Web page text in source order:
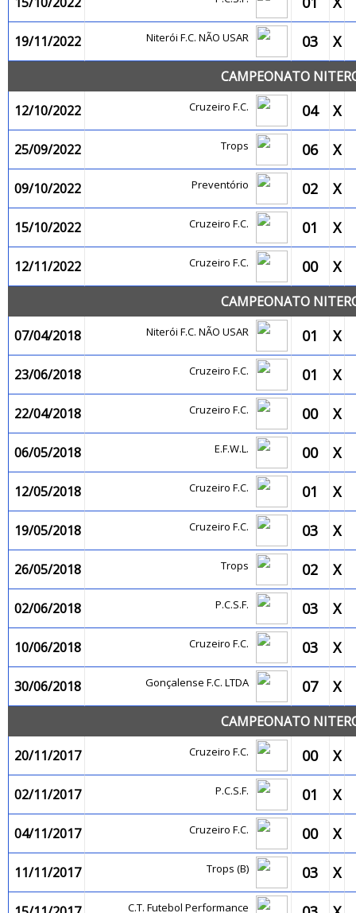
19/11/2022 Niterói F.C. NÃO USAR 03 X
CAMPEONATO
12/10/2022
Cruzeiro F.C. 04 X
25/09/2022 Trops 06 X
09/10/2022 Preventório 02 X
15/10/2022 Cruzeiro F.C. 01 X
12/11/2022 Cruzeiro F.C. 00 X
CAMPEONATO
07/04/2018
Niterói F.C. NÃO USAR 01 X
23/06/2018 Cruzeiro F.C. 01 X
22/04/2018 Cruzeiro F.C. 00 X
06/05/2018 E.F.W.L. 00 X
12/05/2018 Cruzeiro F.C. 01 X
19/05/2018 Cruzeiro F.C. 03 X
26/05/2018 Trops 02 X
02/06/2018 P.C.S.F. 03 X
10/06/2018 Cruzeiro F.C. 03 X
30/06/2018 Gonçalense F.C. LTDA 07 X
CAMPEONATO
20/11/2017
Cruzeiro F.C. 00 X
02/11/2017 P.C.S.F. 01 X
04/11/2017 Cruzeiro F.C. 00 X
11/11/2017 Trops (B) 03 X
C.T. Futebol Performance